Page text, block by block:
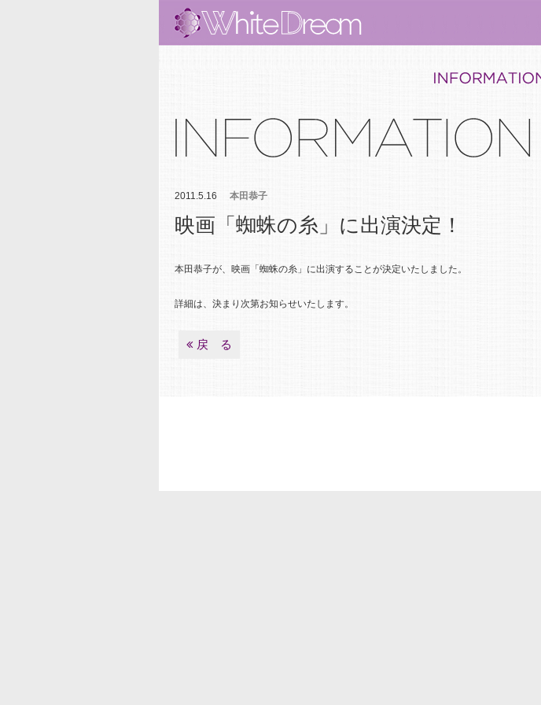
2011.5.16 本田恭子
映画「蜘蛛の糸」に出演決定！
本田恭子が、映画「蜘蛛の糸」に出演することが決定いたしました。
詳細は、決まり次第お知らせいたします。
戻 る